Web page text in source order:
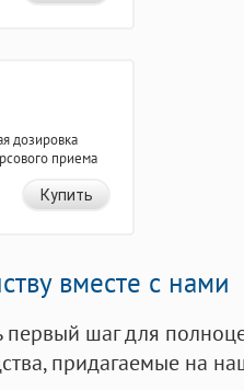
дозировка
приема
Купить
вместе с нами
первый шаг для
придагаемые на